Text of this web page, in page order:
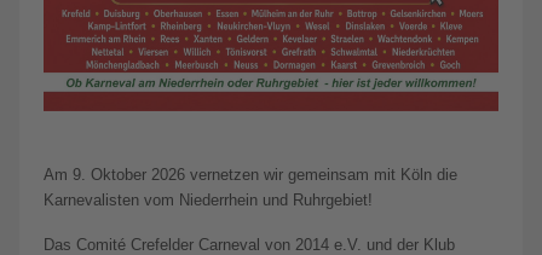
Am 9. Oktober 2026 vernetzen wir gemeinsam mit Köln die
Karnevalisten vom Niederrhein und Ruhrgebiet!
Das Comité Crefelder Carneval von 2014 e.V. und der Klub